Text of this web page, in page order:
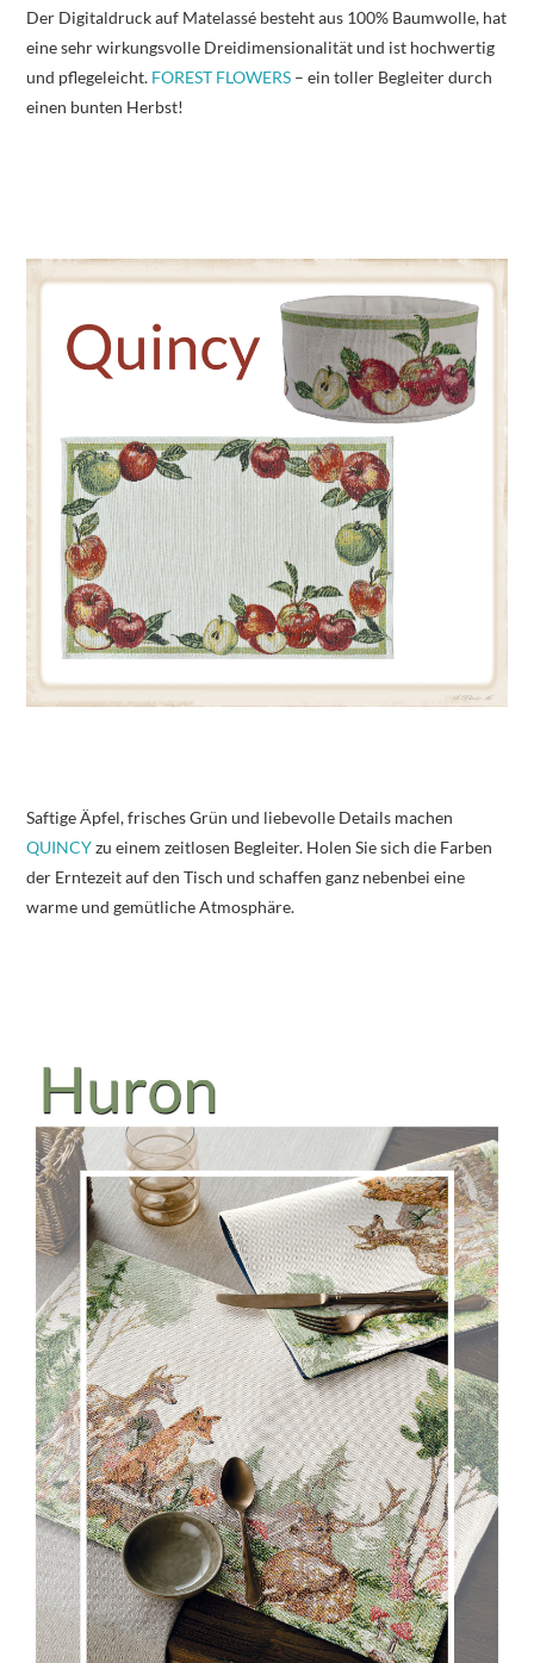
Der Digitaldruck auf Matelassé besteht aus 100% Baumwolle, hat
eine sehr wirkungsvolle Dreidimensionalität und ist hochwertig
und pflegeleicht. FOREST FLOWERS – ein toller Begleiter durch
einen bunten Herbst!
Saftige Äpfel, frisches Grün und liebevolle Details machen
QUINCYzu einem zeitlosen Begleiter. Holen Sie sich die Farben
der Erntezeit auf den Tisch und schaffen ganz nebenbei eine
warme und gemütliche Atmosphäre.